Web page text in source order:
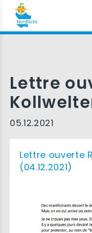
Lettre
05.12.2021
Lettre ouverte
(04.12.2021)